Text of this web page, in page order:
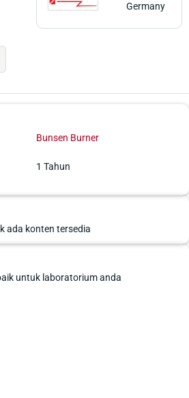
Germany
Bunsen Burner
1 Tahun
ada konten tersedia
untuk laboratorium anda